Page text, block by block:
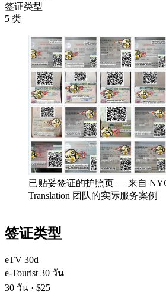
签证类型
5 类
已贴妥签证的护照页 — 来自
Translation 团队的实际服务案例
签证类型
eTV 30d
e-Tourist 30 วัน
30 วัน · $25